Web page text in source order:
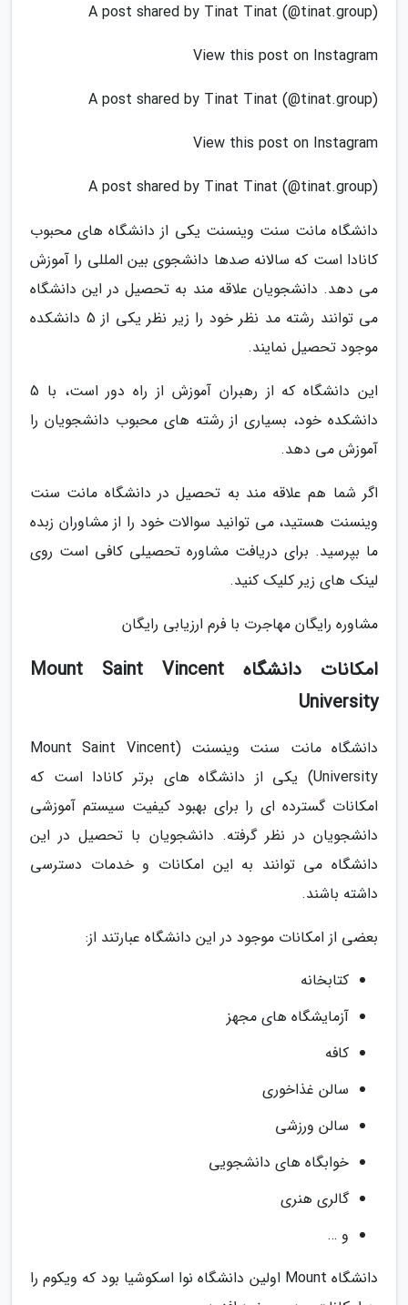
A post shared by Tinat Tinat (@tinat.group)
View this post on Instagram
A post shared by Tinat Tinat (@tinat.group)
View this post on Instagram
A post shared by Tinat Tinat (@tinat.group)
دانشگاه مانت سنت وینسنت یکی از دانشگاه های محبوب
کانادا است که سالانه صدها دانشجوی بین المللی را آموزش
می دهد. دانشجویان علاقه مند به تحصیل در این دانشگاه
می توانند رشته مد نظر خود را زیر نظر یکی از 5 دانشکده
موجود تحصیل نمایند.
این دانشگاه که از رهبران آموزش از راه دور است، با 5
دانشکده خود، بسیاری از رشته های محبوب دانشجویان را
آموزش می دهد.
اگر شما هم علاقه مند به تحصیل در دانشگاه مانت سنت
وینسنت هستید، می توانید سوالات خود را از مشاوران زبده
ما بپرسید. برای دریافت مشاوره تحصیلی کافی است روی
لینک های زیر کلیک کنید.
مشاوره رایگان مهاجرت با فرم ارزیابی رایگان
امکانات دانشگاه Mount Saint Vincent
University
دانشگاه مانت سنت وینسنت (Mount Saint Vincent
University) یکی از دانشگاه های برتر کانادا است که
امکانات گسترده ای را برای بهبود کیفیت سیستم آموزشی
دانشجویان در نظر گرفته. دانشجویان با تحصیل در این
دانشگاه می توانند به این امکانات و خدمات دسترسی
داشته باشند.
بعضی از امکانات موجود در این دانشگاه عبارتند از:
کتابخانه
آزمایشگاه های مجهز
کافه
سالن غذاخوری
سالن ورزشی
خوابگاه های دانشجویی
گالری هنری
و …
دانشگاه Mount اولین دانشگاه نوا اسکوشیا بود که ویکوم را